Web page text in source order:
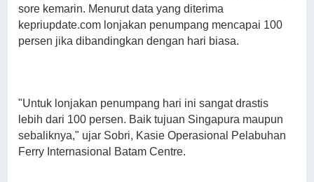
sore kemarin. Menurut data yang diterima
kepriupdate.com lonjakan penumpang mencapai 100
persen jika dibandingkan dengan hari biasa.
"Untuk lonjakan penumpang hari ini sangat drastis
lebih dari 100 persen. Baik tujuan Singapura maupun
sebaliknya," ujar Sobri, Kasie Operasional Pelabuhan
Ferry Internasional Batam Centre.